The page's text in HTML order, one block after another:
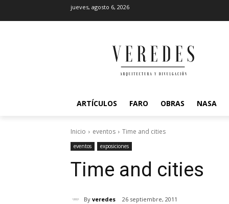
jueves, agosto 6, 2026
ARTÍCULOS FARO OBRAS NASA
Inicio eventos Time and cities
eventos exposiciones
Time and cities
By veredes 26 septiembre, 2011